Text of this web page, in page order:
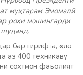
муҳтарам Эмомалӣ
роҳи мошингарди
бар гирифта, ҳоло
аз 400 техникаву
сохтмон фаъолият